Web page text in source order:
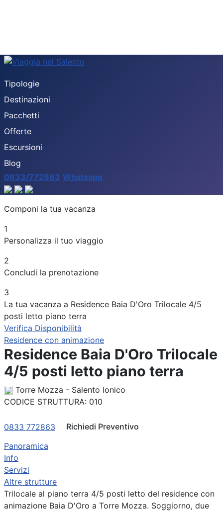
Tipologie
Destinazioni
Pacchetti
Offerte
Escursioni
Blog
0833/772863 Whatsapp
Tipologia
Periodo
Adulti
Bambini
Componi la tua vacanza
1
Personalizza il tuo viaggio
2
Concludi la prenotazione
3
La tua vacanza a Residence Baia D'Oro Trilocale 4/5
posti letto piano terra
Verifica Disponibilità
Residence con animazione
Residence Baia D'Oro Trilocale
4/5 posti letto piano terra
Torre Mozza - Salento Ionico
CODICE STRUTTURA: 010
0833 772863
Richiedi Preventivo
Panoramica
Info
Servizi
Altre strutture
Previous
Next
Trilocale al piano terra 4/5 posti letto del residence con
animazione Baia D'Oro a Torre Mozza. Soggiorno, due